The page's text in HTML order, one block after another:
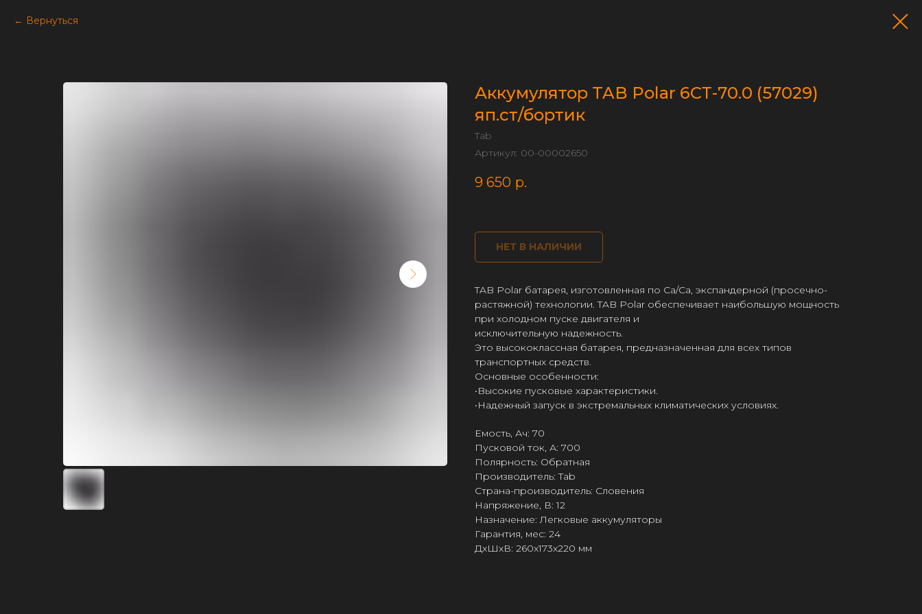
Вернуться
Аккумулятор TAB Polar 6СТ-70.0 (57029)
яп.ст/бортик
Tab
Артикул: 00-00002650
9 650 р.
НЕТ В НАЛИЧИИ
TAB Polar батарея, изготовленная по Са/Са, экспандерной (просечно-
растяжной) технологии. TAB Polar обеспечивает наибольшую мощность
при холодном пуске двигателя и
исключительную надежность.
Это высококлассная батарея, предназначенная для всех типов
транспортных средств.
Основные особенности:
•Bысокие пусковые характеристики.
•Hадежный запуск в экстремальных климатических условиях.
Емость, Ач: 70
Пусковой ток, А: 700
Полярность: Обратная
Производитель: Tab
Страна-производитель: Словения
Напряжение, В: 12
Назначение: Легковые аккумуляторы
Гарантия, мес: 24
ДxШxВ: 260x173x220 мм